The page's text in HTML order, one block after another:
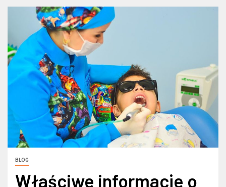
BLOG
Właściwe informacje o